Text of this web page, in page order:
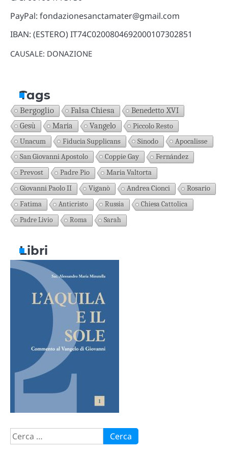
PayPal: fondazionesanctamater@gmail.com
IBAN: (ESTERO) IT74C0200804692000107302851
CAUSALE: DONAZIONE
Tags
Bergoglio Falsa Chiesa Benedetto XVI
Gesù Maria Vangelo
Piccolo Resto
Unacum
Fiducia Supplicans Sinodo
Apocalisse
San Giovanni Apostolo
Coppie Gay
Fernández
Prevost
Padre Pio
Maria Valtorta
Giovanni Paolo II
Viganò Andrea Cionci
Rosario
Fatima
Anticristo Russia
Chiesa Cattolica
Padre Livio
Roma Sarah
Libri
Ricerca
per: